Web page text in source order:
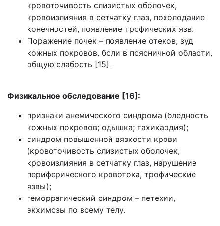
кровоточивость слизистых оболочек,
кровоизлияния в сетчатку глаз, похолодание
конечностей, появление трофических язв.
Поражение почек – появление отеков, зуд
кожных покровов, боли в поясничной области,
общую слабость [15].
Физикальное обследование [16]:
признаки анемического синдрома (бледность
кожных покровов; одышка; тахикардия);
синдром повышенной вязкости крови
(кровоточивость слизистых оболочек,
кровоизлияния в сетчатку глаз, нарушение
периферического кровотока, трофические
язвы);
геморрагический синдром – петехии,
экхимозы по всему телу.